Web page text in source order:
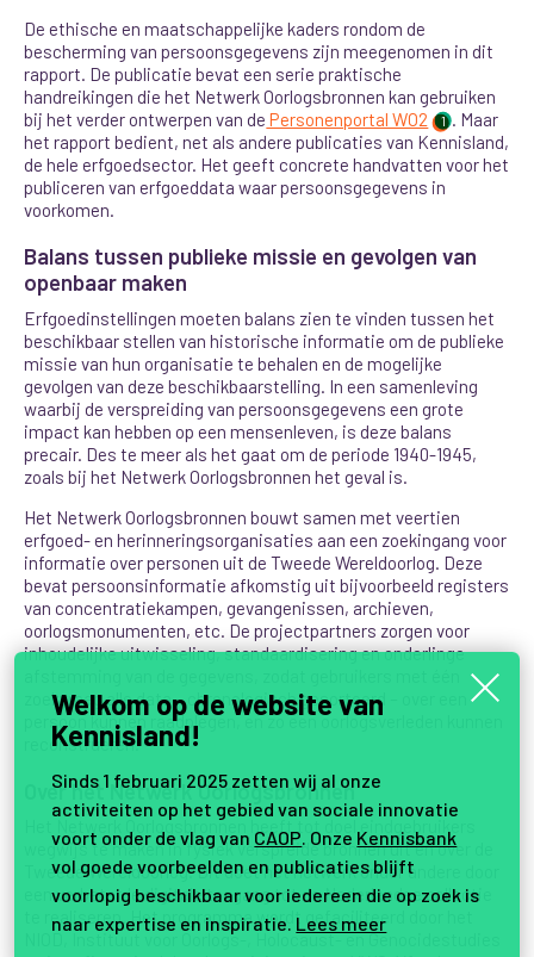
De ethische en maatschappelijke kaders rondom de
bescherming van persoonsgegevens zijn meegenomen in dit
rapport. De publicatie bevat een serie praktische
handreikingen die het Netwerk Oorlogsbronnen kan gebruiken
bij het verder ontwerpen van de Personenportal WO2 1 . Maar
het rapport bedient, net als andere publicaties van Kennisland,
de hele erfgoedsector. Het geeft concrete handvatten voor het
publiceren van erfgoeddata waar persoonsgegevens in
voorkomen.
Balans tussen publieke missie en gevolgen van
openbaar maken
Erfgoedinstellingen moeten balans zien te vinden tussen het
beschikbaar stellen van historische informatie om de publieke
missie van hun organisatie te behalen en de mogelijke
gevolgen van deze beschikbaarstelling. In een samenleving
waarbij de verspreiding van persoonsgegevens een grote
impact kan hebben op een mensenleven, is deze balans
precair. Des te meer als het gaat om de periode 1940-1945,
zoals bij het Netwerk Oorlogsbronnen het geval is.
Het Netwerk Oorlogsbronnen bouwt samen met veertien
erfgoed- en herinneringsorganisaties aan een zoekingang voor
informatie over personen uit de Tweede Wereldoorlog. Deze
bevat persoonsinformatie afkomstig uit bijvoorbeeld registers
van concentratiekampen, gevangenissen, archieven,
oorlogsmonumenten, etc. De projectpartners zorgen voor
inhoudelijke uitwisseling, standaardisering en onderlinge
zoekvraag alle data – chronologisch gesorteerd – over een
persoon kunnen raadplegen, en zo een oorlogsverleden kunnen
reconstrueren.
Over het Netwerk Oorlogsbronnen
Netwerk Oorlogsbronnen heeft tot doel eindgebruikers
wegwijs te maken in fysiek verspreide bronnen uit en over de
Tweede Wereldoorlog. Dit doet het netwerk onder andere door
een verbeterde digitale toegang tot de Nederlandse collectie
te realiseren. Het programma wordt gefaciliteerd door het
NIOD, Instituut voor Oorlogs-, Holocaust- en Genocidestudies
Welkom op de website van
Kennisland!
Sinds 1 februari 2025 zetten wij al onze
activiteiten op het gebied van sociale innovatie
voort onder de vlag van CAOP . Onze Kennisbank
vol goede voorbeelden en publicaties blijft
voorlopig beschikbaar voor iedereen die op zoek is
naar expertise en inspiratie. Lees meer